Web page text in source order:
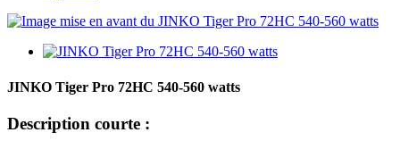
JINKO Tiger Pro 72HC 540-560 watts
Description courte :